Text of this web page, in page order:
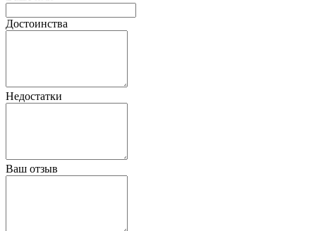
Достоинства
Недостатки
Ваш отзыв